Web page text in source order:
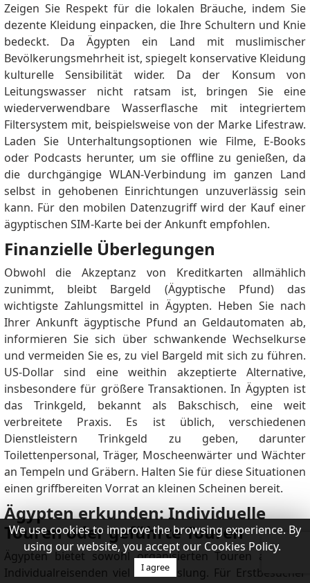
Zeigen Sie Respekt für die lokalen Bräuche, indem Sie
dezente Kleidung einpacken, die Ihre Schultern und Knie
bedeckt. Da Ägypten ein Land mit muslimischer
Bevölkerungsmehrheit ist, spiegelt konservative Kleidung
kulturelle Sensibilität wider. Da der Konsum von
Leitungswasser nicht ratsam ist, bringen Sie eine
wiederverwendbare Wasserflasche mit integriertem
Filtersystem mit, beispielsweise von der Marke Lifestraw.
Laden Sie Unterhaltungsoptionen wie Filme, E-Books
oder Podcasts herunter, um sie offline zu genießen, da
die durchgängige WLAN-Verbindung im ganzen Land
selbst in gehobenen Einrichtungen unzuverlässig sein
kann. Für den mobilen Datenzugriff wird der Kauf einer
ägyptischen SIM-Karte bei der Ankunft empfohlen.
Finanzielle Überlegungen
Obwohl die Akzeptanz von Kreditkarten allmählich
zunimmt, bleibt Bargeld (Ägyptische Pfund) das
wichtigste Zahlungsmittel in Ägypten. Heben Sie nach
Ihrer Ankunft ägyptische Pfund an Geldautomaten ab,
informieren Sie sich über schwankende Wechselkurse
und vermeiden Sie es, zu viel Bargeld mit sich zu führen.
US-Dollar sind eine weithin akzeptierte Alternative,
insbesondere für größere Transaktionen. In Ägypten ist
das Trinkgeld, bekannt als Bakschisch, eine weit
verbreitete Praxis. Es ist üblich, verschiedenen
Dienstleistern Trinkgeld zu geben, darunter
Toilettenpersonal, Träger, Moscheenwärter und Wächter
an Tempeln und Gräbern. Halten Sie für diese Situationen
einen griffbereiten Vorrat an kleinen Scheinen bereit.
Ägypten erkunden: Individuelle
Touren oder geführte Touren
Ägypten bietet sowohl organisierten Touren als auch
Individualreisenden viel Abwechslung. Für Erstbesucher
We use cookies to improve the browsing experience. By
using our website, you accept our Cookies Policy.
I agree